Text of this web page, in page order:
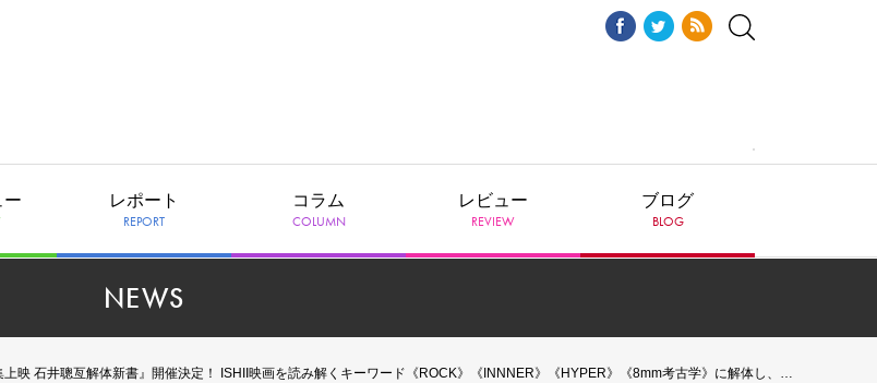
ー レポート
REPORT
コラム
COLUMN
レビュー
REVIEW
ブログ
BLOG
NEWS
体新書』開催決定！ ISHII映画を読み解くキーワード《ROCK》《INNNER》《HYPER》《8mm考古学》に解体し、石井聰亙監督作品厳選10作品をリブート！